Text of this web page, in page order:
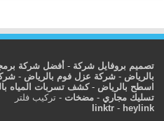
تصميم بروفايل شركة -أفضل شركة
بالرياض -شركة عزل فوم بالرياض -
اسطح بالرياض -كشف تسربات المياه
تسليك مجاري -مضخات -تركيب فلتر
linktr- heylink